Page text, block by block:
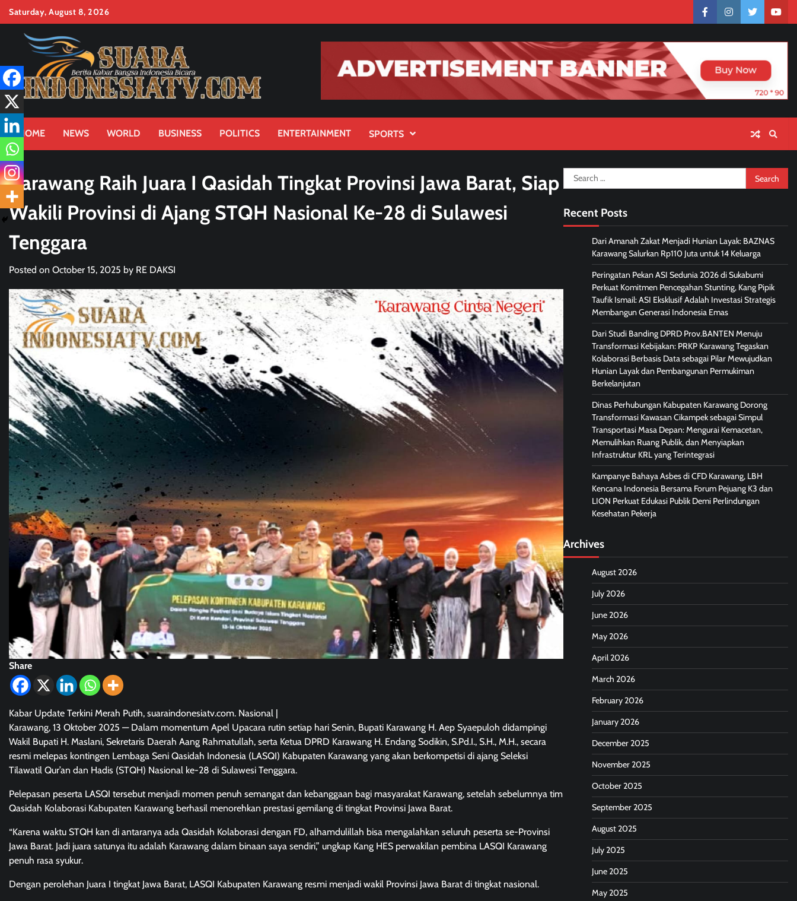
Skip
content
Saturday, August 8, 2026
facebookinstagramtwitter
HOME NEWS WORLD BUSINESS POLITICS ENTERTAINMENT SPORTS
Karawang Raih Juara I Qasidah Tingkat Provinsi Jawa Barat, Siap
Wakili Provinsi di Ajang STQH Nasional Ke-28 di Sulawesi
Tenggara
Posted on October 15, 2025 by RE DAKSI
Share
Kabar Update Terkini Merah Putih, suaraindonesiatv.com. Nasional |
Karawang, 13 Oktober 2025 — Dalam momentum Apel Upacara rutin setiap hari Senin, Bupati Karawang H. Aep Syaepuloh didampingi
Wakil Bupati H. Maslani, Sekretaris Daerah Aang Rahmatullah, serta Ketua DPRD Karawang H. Endang Sodikin, S.Pd.I., S.H., M.H., secara
resmi melepas kontingen Lembaga Seni Qasidah Indonesia (LASQI) Kabupaten Karawang yang akan berkompetisi di ajang Seleksi
Tilawatil Qur’an dan Hadis (STQH) Nasional ke-28 di Sulawesi Tenggara.
Pelepasan peserta LASQI tersebut menjadi momen penuh semangat dan kebanggaan bagi masyarakat Karawang, setelah sebelumnya tim
Qasidah Kolaborasi Kabupaten Karawang berhasil menorehkan prestasi gemilang di tingkat Provinsi Jawa Barat.
“Karena waktu STQH kan di antaranya ada Qasidah Kolaborasi dengan FD, alhamdulillah bisa mengalahkan seluruh peserta se-Provinsi
Jawa Barat. Jadi juara satunya itu adalah Karawang dalam binaan saya sendiri,” ungkap Kang HES perwakilan pembina LASQI Karawang
penuh rasa syukur.
Dengan perolehan Juara I tingkat Jawa Barat, LASQI Kabupaten Karawang resmi menjadi wakil Provinsi Jawa Barat di tingkat nasional.
Search
for:
Recent Posts
Dari Amanah Zakat Menjadi Hunian Layak: BAZNAS
Karawang Salurkan Rp110 Juta untuk 14 Keluarga
Peringatan Pekan ASI Sedunia 2026 di Sukabumi
Perkuat Komitmen Pencegahan Stunting, Kang Pipik
Taufik Ismail: ASI Eksklusif Adalah Investasi Strategis
Membangun Generasi Indonesia Emas
Dari Studi Banding DPRD Prov.BANTEN Menuju
Transformasi Kebijakan: PRKP Karawang Tegaskan
Kolaborasi Berbasis Data sebagai Pilar Mewujudkan
Hunian Layak dan Pembangunan Permukiman
Berkelanjutan
Dinas Perhubungan Kabupaten Karawang Dorong
Transformasi Kawasan Cikampek sebagai Simpul
Transportasi Masa Depan: Mengurai Kemacetan,
Memulihkan Ruang Publik, dan Menyiapkan
Infrastruktur KRL yang Terintegrasi
Kampanye Bahaya Asbes di CFD Karawang, LBH
Kencana Indonesia Bersama Forum Pejuang K3 dan
LION Perkuat Edukasi Publik Demi Perlindungan
Kesehatan Pekerja
Archives
August 2026
July 2026
June 2026
May 2026
April 2026
March 2026
February 2026
January 2026
December 2025
November 2025
October 2025
September 2025
August 2025
July 2025
June 2025
May 2025